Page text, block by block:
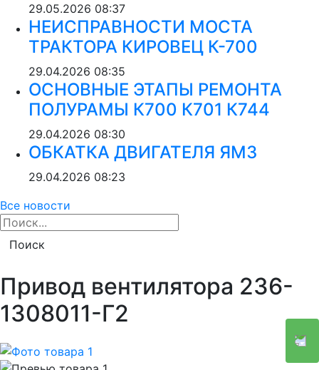
29.05.2026 08:37
НЕИСПРАВНОСТИ МОСТА
ТРАКТОРА КИРОВЕЦ К-700
29.04.2026 08:35
ОСНОВНЫЕ ЭТАПЫ РЕМОНТА
ПОЛУРАМЫ К700 К701 К744
29.04.2026 08:30
ОБКАТКА ДВИГАТЕЛЯ ЯМЗ
29.04.2026 08:23
Все новости
Поиск
Привод вентилятора 236-
1308011-Г2